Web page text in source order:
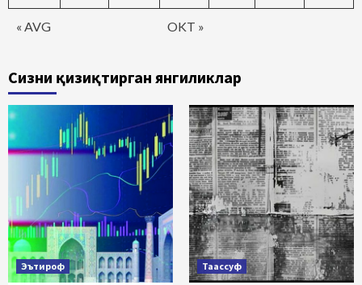
« AVG OKT »
Сизни қизиқтирган янгиликлар
Эътироф Таассуф